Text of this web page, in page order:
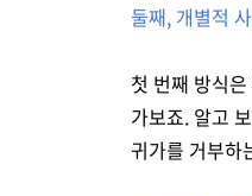
둘째, 개별적
첫 번째 방식
가보죠. 알고
귀가를 거부하